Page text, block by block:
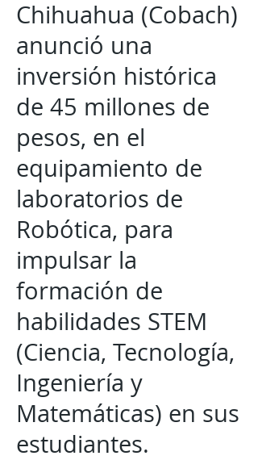
Chihuahua (Cobach)
anunció una
inversión histórica
de 45 millones de
pesos, en el
equipamiento de
laboratorios de
Robótica, para
impulsar la
formación de
habilidades STEM
(Ciencia, Tecnología,
Ingeniería y
Matemáticas) en sus
estudiantes.